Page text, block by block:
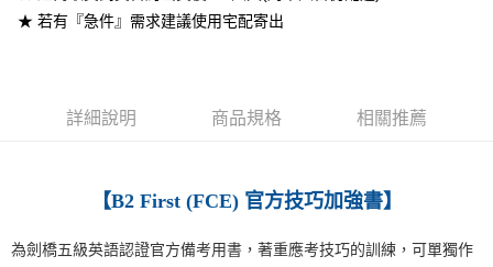
宅配-台灣本島
每筆NT$160
★ 若有『急件』需求建議使用宅配寄出
詳細說明 商品規格 相關推薦
【B2 First (FCE) 官方技巧加強書】
為劍橋五級英語認證官方備考用書，著重應考技巧的訓練，可單獨作